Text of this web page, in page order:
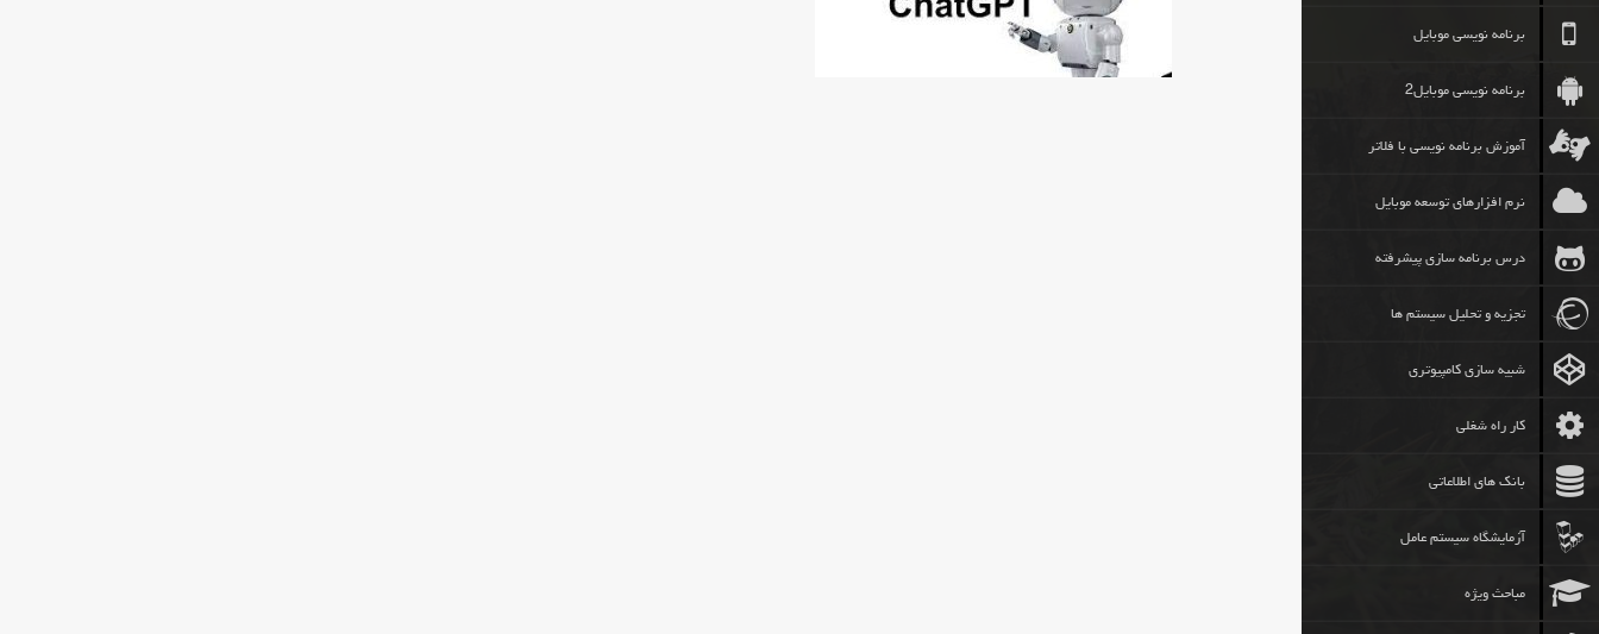
برنامه نویسی موبایل
برنامه نویسی موبایل2
آموزش برنامه نویسی با فلاتر
نرم افزارهای توسعه موبایل
درس برنامه سازی پیشرفته
تجزیه و تحلیل سیستم ها
شبیه سازی کامپیوتری
کار راه شغلی
بانک های اطلاعاتی
آزمایشگاه سیستم عامل
مباحث ویژه